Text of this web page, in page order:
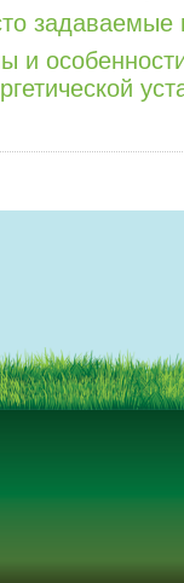
задаваемые
и